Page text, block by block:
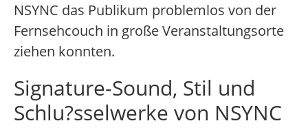
NSYNC das Publikum problemlos von der
Fernsehcouch in große Veranstaltungsorte
ziehen konnten.
Signature-Sound, Stil und
Schlu?sselwerke von NSYNC